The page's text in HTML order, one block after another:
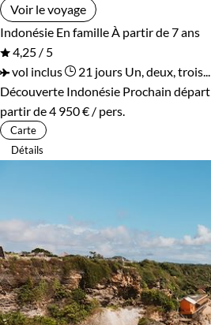
Voir le voyage
Indonésie En famille À partir de 7 ans
4,25 / 5
vol inclus
21 jours Un, deux,
Découverte Indonésie Prochain
partir de4 950 € / pers.
Carte
Détails